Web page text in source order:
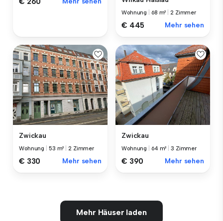
Wohnung 68 m² |2 Zimmer
€ 445 Mehr sehen
Zwickau
Wohnung 53 m² |2 Zimmer
€ 330 Mehr sehen
Zwickau
Wohnung 64 m² |3 Zimmer
€ 390 Mehr sehen
Mehr Häuser laden